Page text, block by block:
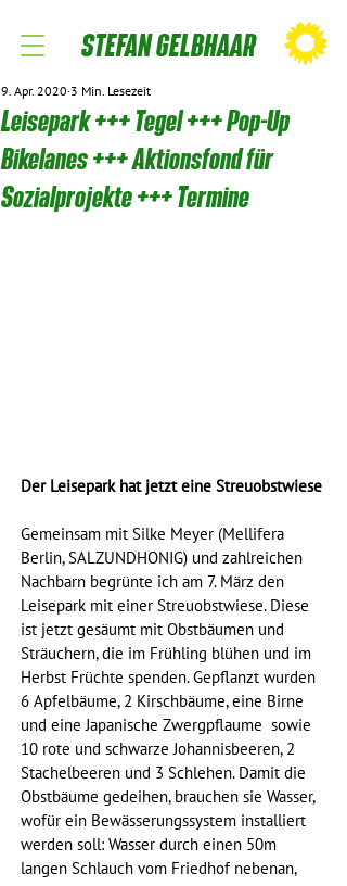
STEFAN GELBHAAR
Leisepark +++ Tegel +++ Pop-Up
Bikelanes +++ Aktionsfond für
Sozialprojekte +++ Termine
9. Apr. 2020 3 Min. Lesezeit
Der Leisepark hat jetzt eine Streuobstwiese
Gemeinsam mit Silke Meyer (Mellifera
Berlin, SALZUNDHONIG) und zahlreichen
Nachbarn begrünte ich am 7. März den
Leisepark mit einer Streuobstwiese. Diese
ist jetzt gesäumt mit Obstbäumen und
Sträuchern, die im Frühling blühen und im
Herbst Früchte spenden. Gepflanzt wurden
6 Apfelbäume, 2 Kirschbäume, eine Birne
und eine Japanische Zwergpflaume  sowie
10 rote und schwarze Johannisbeeren, 2
Stachelbeeren und 3 Schlehen. Damit die
Obstbäume gedeihen, brauchen sie Wasser,
wofür ein Bewässerungssystem installiert
werden soll: Wasser durch einen 50m
langen Schlauch vom Friedhof nebenan,